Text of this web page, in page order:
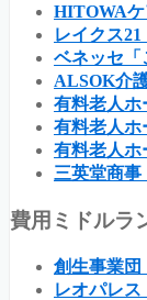
HITOWAケ
レイクス21
ベネッセ「
ALSOK介
有料老人ホ
有料老人ホ
有料老人ホ
三英堂商事
費用ミドルラ
創生事業団
レオパレス